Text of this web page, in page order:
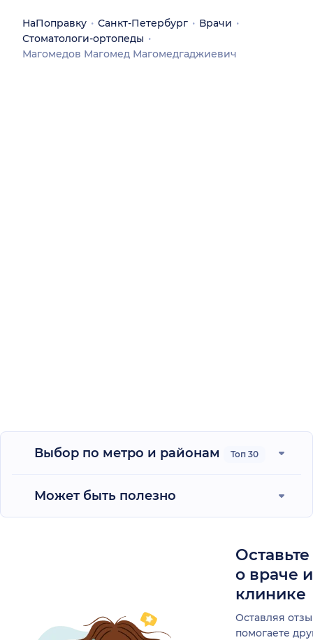
НаПоправку Санкт-Петербург
Врачи
Стоматологи-ортопеды
Магомедов Магомед Магомедгаджиевич
Выбор по метро и районам Топ 30
Может быть полезно
о враче
клинике
Оставляя
помогаете